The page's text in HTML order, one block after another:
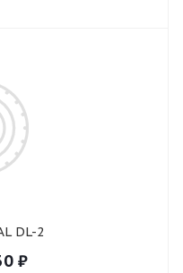
DL-2
₽